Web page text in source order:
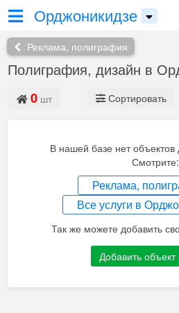
Орджоникидзе
Реклама, полиграфия
Полиграфия, дизайн в
0 шт Сортировать
В нашей базе нет объектов
Смотрите:
Реклама,
Все услуги в
Так же можете добавить
Добавить объект